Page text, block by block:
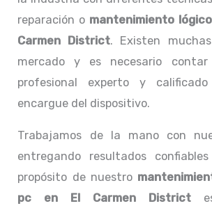
reparación o mantenimiento
Carmen District. Existen
mercado y es necesario
profesional experto y
encargue del dispositivo.
Trabajamos de la mano con
entregando resultados
propósito de nuestro
pc en El Carmen Districtes